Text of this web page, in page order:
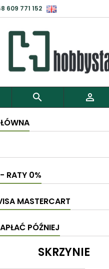
609 771 152
 
RATY 0%
MASTERCART
PÓŹNIEJ
SKRZYNIE
produkty do Schowka,